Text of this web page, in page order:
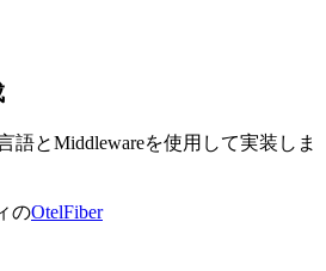
語とMiddlewareを使用して実装しま
のOtelFiber